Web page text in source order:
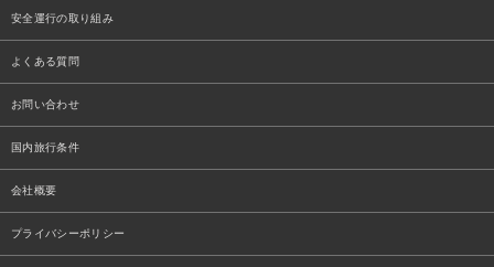
安全運行の取り組み
よくある質問
お問い合わせ
国内旅行条件
会社概要
プライバシーポリシー